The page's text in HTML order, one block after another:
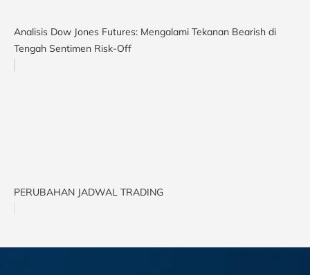
Analisis Dow Jones Futures: Mengalami Tekanan Bearish di
Tengah Sentimen Risk-Off
PERUBAHAN JADWAL TRADING